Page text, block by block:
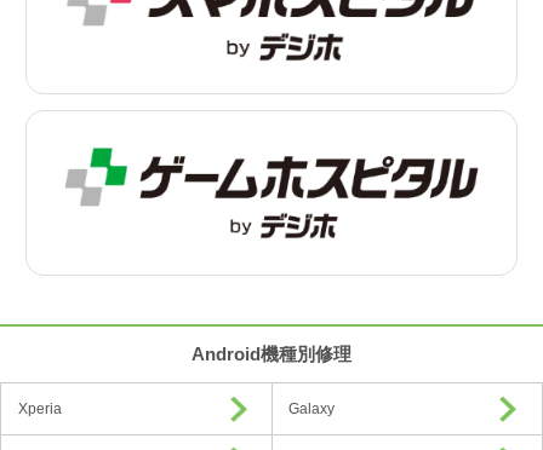
Android機種別修理
Xperia Galaxy